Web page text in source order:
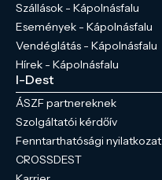
Szállások - Kápolnásfalu
Események - Kápolnásfalu
Vendéglátás - Kápolnásfalu
Hírek - Kápolnásfalu
I-Dest
ÁSZF partnereknek
Szolgáltatói kérdőív
Fenntarthatósági nyilatkozat
CROSSDEST